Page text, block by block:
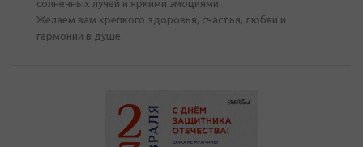
солнечных лучей и яркими эмоциями.
Желаем вам крепкого здоровья, счастья, любви и
гармонии в душе.